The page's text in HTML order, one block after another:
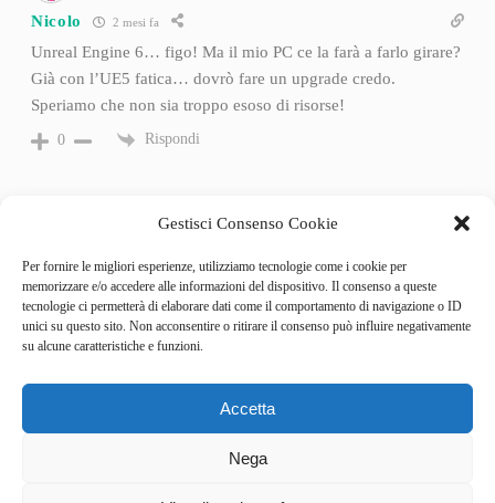
Gestisci Consenso Cookie
Per fornire le migliori esperienze, utilizziamo tecnologie come i cookie per
memorizzare e/o accedere alle informazioni del dispositivo. Il consenso a queste
tecnologie ci permetterà di elaborare dati come il comportamento di navigazione o ID
unici su questo sito. Non acconsentire o ritirare il consenso può influire negativamente
su alcune caratteristiche e funzioni.
Accetta
Nega
Nicolo 2 mesi fa
Unreal Engine 6… figo! Ma il mio PC ce la farà a farlo girare?
Già con l’UE5 fatica… dovrò fare un upgrade credo.
Speriamo che non sia troppo esoso di risorse!
0 Rispondi
Categories
GameSpotlight